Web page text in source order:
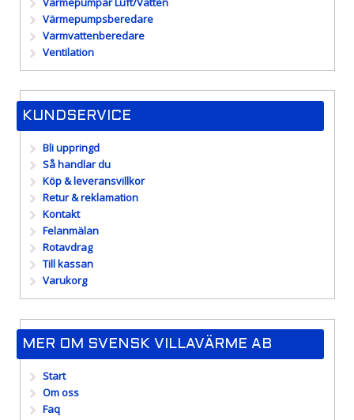
Värmepumpsberedare
Varmvattenberedare
Ventilation
KUNDSERVICE
Bli uppringd
Så handlar du
Köp & leveransvillkor
Retur & reklamation
Kontakt
Felanmälan
Rotavdrag
Till kassan
Varukorg
MER OM SVENSK VILLAVÄRME AB
Start
Om oss
Faq